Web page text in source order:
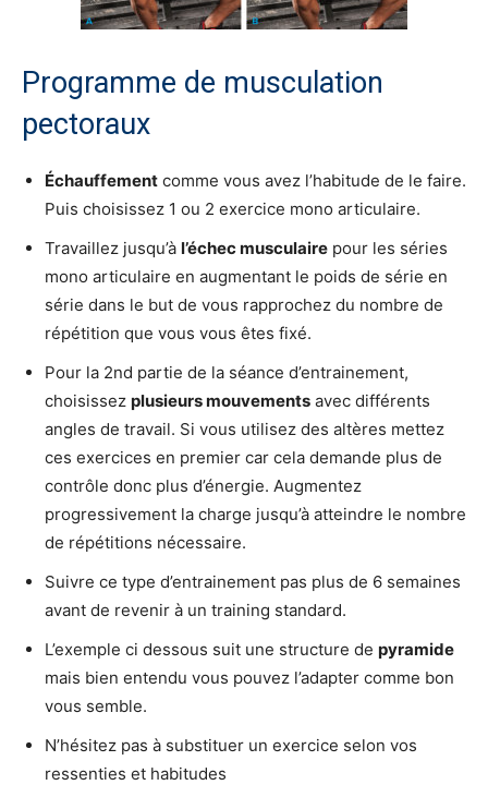
Programme de musculation
pectoraux
Échauffement comme vous avez l’habitude de le faire.
Puis choisissez 1 ou 2 exercice mono articulaire.
Travaillez jusqu’à l’échec musculaire pour les séries
mono articulaire en augmentant le poids de série en
série dans le but de vous rapprochez du nombre de
répétition que vous vous êtes fixé.
Pour la 2nd partie de la séance d’entrainement,
choisissez plusieurs mouvements avec différents
angles de travail. Si vous utilisez des altères mettez
ces exercices en premier car cela demande plus de
contrôle donc plus d’énergie. Augmentez
progressivement la charge jusqu’à atteindre le nombre
de répétitions nécessaire.
Suivre ce type d’entrainement pas plus de 6 semaines
avant de revenir à un training standard.
L’exemple ci dessous suit une structure de pyramide
mais bien entendu vous pouvez l’adapter comme bon
vous semble.
N’hésitez pas à substituer un exercice selon vos
ressenties et habitudes